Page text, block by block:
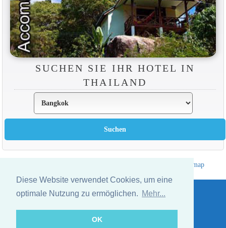
Diese Website verwendet Cookies, um eine
optimale Nutzung zu ermöglichen. Mehr...
OK
SUCHEN SIE IHR HOTEL IN
THAILAND
Sitemap
Website © Thailandee.com - 2026